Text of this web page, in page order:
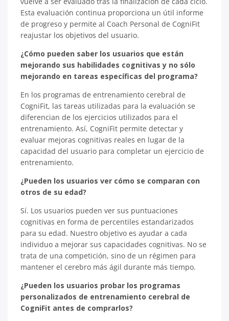
Esta evaluación continua proporciona un útil informe
de progreso y permite al Coach Personal de CogniFit
reajustar los objetivos del usuario.
¿Cómo pueden saber los usuarios que están
mejorando sus habilidades cognitivas y no sólo
mejorando en tareas específicas del programa?
En los programas de entrenamiento cerebral de
CogniFit, las tareas utilizadas para la evaluación se
diferencian de los ejercicios utilizados para el
entrenamiento. Así, CogniFit permite detectar y
evaluar mejoras cognitivas reales en lugar de la
capacidad del usuario para completar un ejercicio de
entrenamiento.
¿Pueden los usuarios ver cómo se comparan con
otros de su edad?
Sí. Los usuarios pueden ver sus puntuaciones
cognitivas en forma de percentiles estandarizados
para su edad. Nuestro objetivo es ayudar a cada
individuo a mejorar sus capacidades cognitivas. No se
trata de una competición, sino de un régimen para
mantener el cerebro más ágil durante más tiempo.
¿Pueden los usuarios probar los programas
personalizados de entrenamiento cerebral de
CogniFit antes de comprarlos?